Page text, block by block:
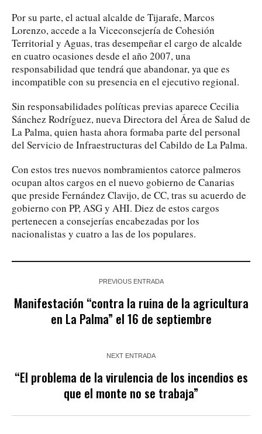
Por su parte, el actual alcalde de Tijarafe, Marcos
Lorenzo, accede a la Viceconsejería de Cohesión
Territorial y Aguas, tras desempeñar el cargo de alcalde
en cuatro ocasiones desde el año 2007, una
responsabilidad que tendrá que abandonar, ya que es
incompatible con su presencia en el ejecutivo regional.
Sin responsabilidades políticas previas aparece Cecilia
Sánchez Rodríguez, nueva Directora del Área de Salud de
La Palma, quien hasta ahora formaba parte del personal
del Servicio de Infraestructuras del Cabildo de La Palma.
Con estos tres nuevos nombramientos catorce palmeros
ocupan altos cargos en el nuevo gobierno de Canarias
que preside Fernández Clavijo, de CC, tras su acuerdo de
gobierno con PP, ASG y AHI. Diez de estos cargos
pertenecen a consejerías encabezadas por los
nacionalistas y cuatro a las de los populares.
PREVIOUS ENTRADA
Manifestación “contra la ruina de la agricultura
en La Palma” el 16 de septiembre
NEXT ENTRADA
“El problema de la virulencia de los incendios es
que el monte no se trabaja”